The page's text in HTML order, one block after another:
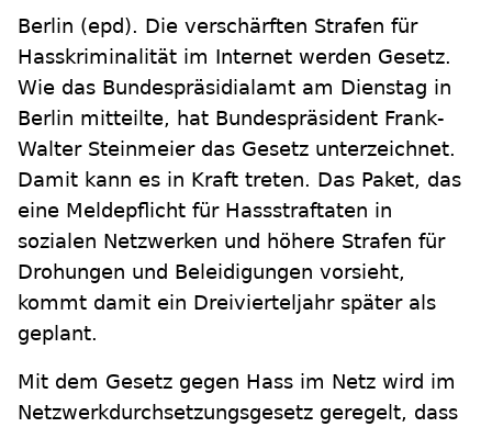
Berlin (epd). Die verschärften Strafen für
Hasskriminalität im Internet werden Gesetz.
Wie das Bundespräsidialamt am Dienstag in
Berlin mitteilte, hat Bundespräsident Frank-
Walter Steinmeier das Gesetz unterzeichnet.
Damit kann es in Kraft treten. Das Paket, das
eine Meldepflicht für Hassstraftaten in
sozialen Netzwerken und höhere Strafen für
Drohungen und Beleidigungen vorsieht,
kommt damit ein Dreivierteljahr später als
geplant.
Mit dem Gesetz gegen Hass im Netz wird im
Netzwerkdurchsetzungsgesetz geregelt, dass